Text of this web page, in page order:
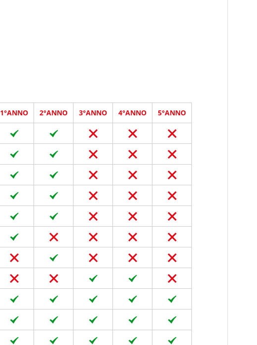
1°ANNO 2°ANNO 3°ANNO 4°ANNO 5°ANNO